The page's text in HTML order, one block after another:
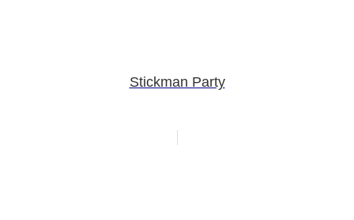
Stickman Party